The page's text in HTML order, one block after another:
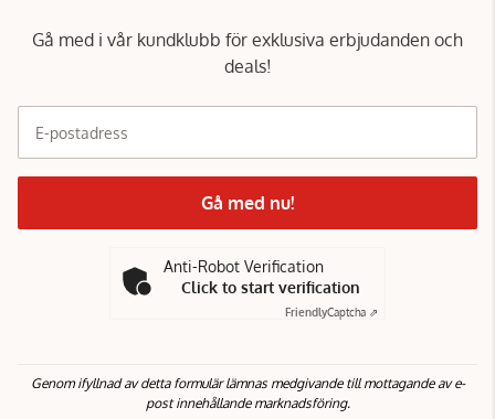
Gå med i vår kundklubb för exklusiva erbjudanden och
deals!
E-postadress
Gå med nu!
Anti-Robot Verification
Click to start verification
FriendlyCaptcha ⇗
Genom ifyllnad av detta formulär lämnas medgivande till mottagande av e-
post innehållande marknadsföring.